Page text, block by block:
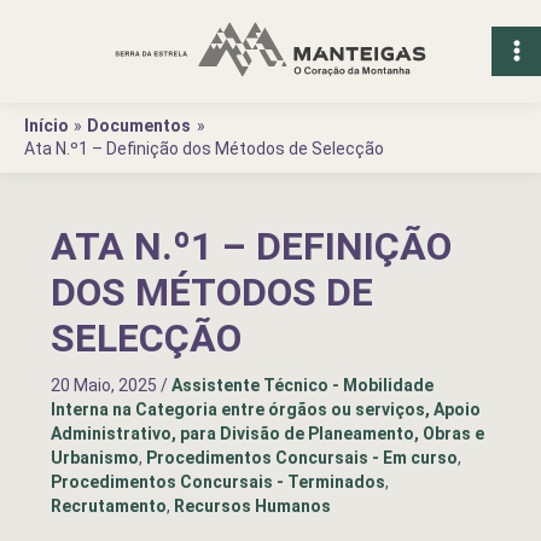
Início
Documentos
Ata N.º1 – Definição dos Métodos de Selecção
ATA N.º1 – DEFINIÇÃO
DOS MÉTODOS DE
SELECÇÃO
20 Maio, 2025 /Assistente Técnico - Mobilidade
Interna na Categoria entre órgãos ou serviços, Apoio
Administrativo, para Divisão de Planeamento, Obras e
Urbanismo, Procedimentos Concursais - Em curso,
Procedimentos Concursais - Terminados,
Recrutamento, Recursos Humanos